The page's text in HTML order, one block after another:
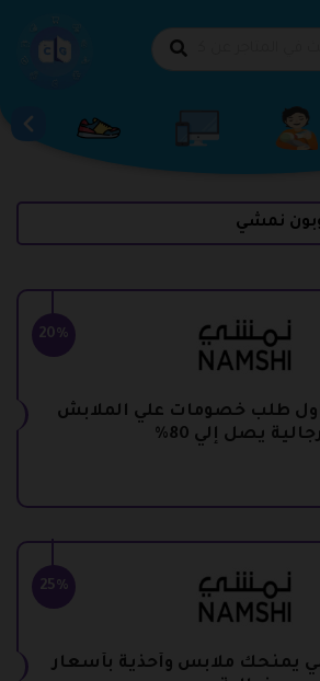
نمشي
20%
طلب خصومات علي الملابش
يصل إلي 80%
25%
يمنحك ملابس وأحذية بأسعار